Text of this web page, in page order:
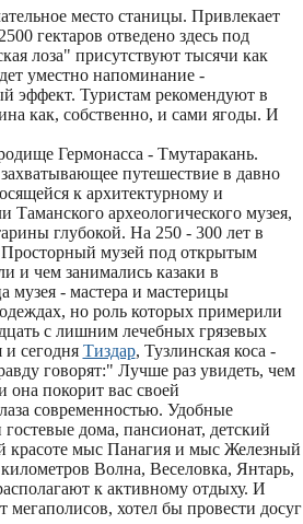
место станицы. Привлекает
гектаров отведено здесь под
лоза" присутствуют тысячи как
уместно напоминание -
эффект. Туристам рекомендуют в
как, собственно, и сами ягоды. И
Гермонасса - Тмутаракань.
путешествие в давно
к архитектурному и
Таманского археологического музея,
глубокой. На 250 - 300 лет в
музей под открытым
и чем занимались казаки в
музея - мастера и мастерицы
но роль которых примерили
с лишним лечебных грязевых
сегодня Тиздар, Тузлинская коса -
говорят:" Лучше раз увидеть, чем
покорит вас своей
современностью. Удобные
дома, пансионат, детский
красоте мыс Панагия и мыс Железный
Волна, Веселовка, Янтарь,
к активному отдыху. И
хотел бы провести досуг